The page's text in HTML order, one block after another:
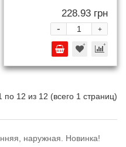
228.93 грн
+
-
по 12 из 12 (всего 1 страниц)